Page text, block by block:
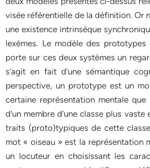
visée référentielle de la définition. Or
une existence intrinsèque
lexèmes. Le modèle des
porte sur ces deux systèmes un
s’agit en fait d’une sémantique
perspective, un prototype est un
certaine représentation mentale
d’un membre d’une classe plus
traits (proto)typiques de cette
mot « oiseau » est la représentation
un locuteur en choisissant les